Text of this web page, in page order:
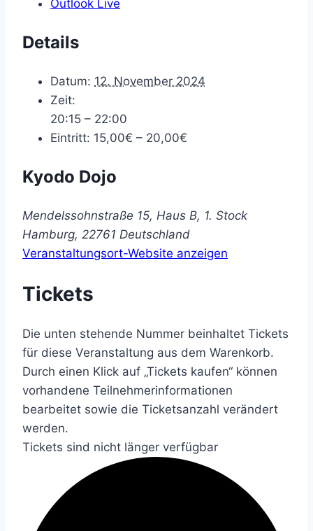
Outlook Live
Details
Datum: 12. November 2024
Zeit:
20:15 – 22:00
Eintritt: 15,00€ – 20,00€
Kyodo Dojo
Mendelssohnstraße 15, Haus B, 1. Stock
Hamburg, 22761 Deutschland
Veranstaltungsort-Website anzeigen
Tickets
Die unten stehende Nummer beinhaltet Tickets
für diese Veranstaltung aus dem Warenkorb.
Durch einen Klick auf „Tickets kaufen“ können
vorhandene Teilnehmerinformationen
bearbeitet sowie die Ticketsanzahl verändert
werden.
Tickets sind nicht länger verfügbar